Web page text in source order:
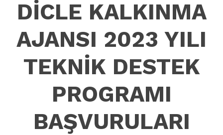
DİCLE KALKINMA
AJANSI 2023 YILI
TEKNİK DESTEK
PROGRAMI
BAŞVURULARI